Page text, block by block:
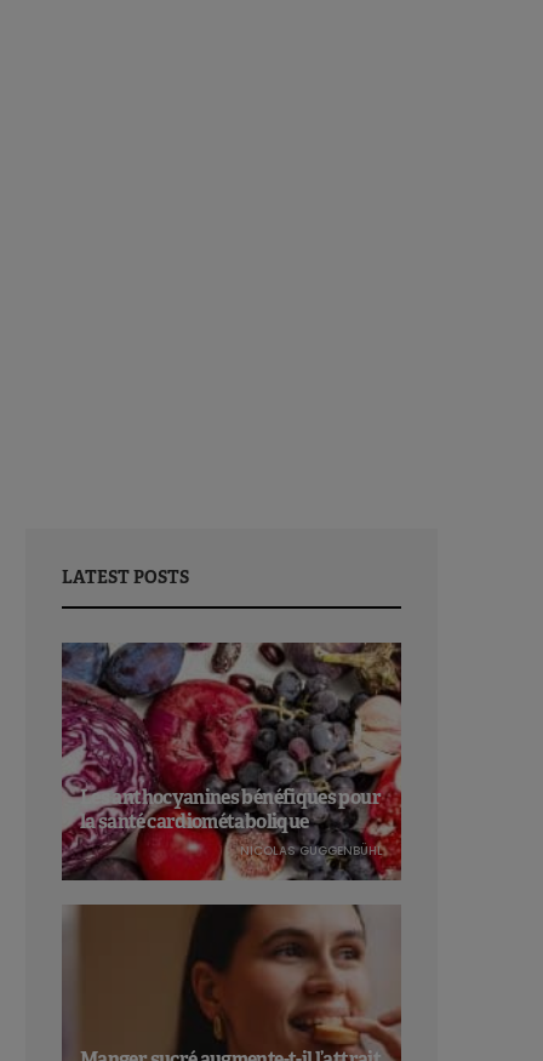
LATEST POSTS
Les anthocyanines bénéfiques pour
la santé cardiométabolique
NICOLAS GUGGENBÜHL